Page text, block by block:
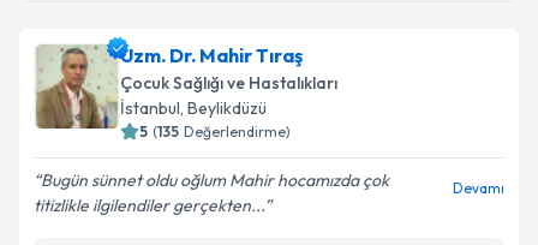
Uzm. Dr. Mahir Tıraş
Çocuk Sağlığı ve Hastalıkları
İstanbul, Beylikdüzü
5 (135 Değerlendirme)
Bugün sünnet oldu oğlum Mahir hocamızda çok
titizlikle ilgilendiler gerçekten...
Devamı